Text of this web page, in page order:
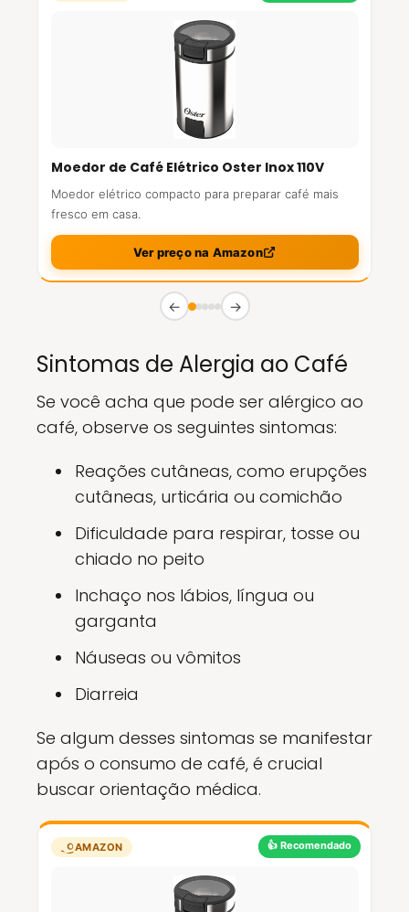
Moedor de Café Elétrico Oster Inox 110V
Moedor elétrico compacto para preparar café mais
fresco em casa.
Ver preço na Amazon
← →
Sintomas de Alergia ao Café
Se você acha que pode ser alérgico ao
café, observe os seguintes sintomas:
Reações cutâneas, como erupções
cutâneas, urticária ou comichão
Dificuldade para respirar, tosse ou
chiado no peito
Inchaço nos lábios, língua ou
garganta
Náuseas ou vômitos
Diarreia
Se algum desses sintomas se manifestar
após o consumo de café, é crucial
buscar orientação médica.
👍 Recomendado
AMAZON